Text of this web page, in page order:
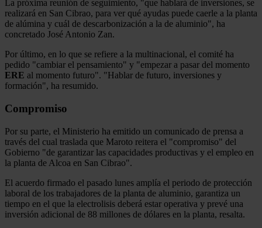
La próxima reunión de seguimiento, "que hablará de inversiones, se
realizará en San Cibrao, para ver qué ayudas puede caerle a la planta
de alúmina y cuál de descarbonización a la de aluminio", ha
concretado José Antonio Zan.
Por último, en lo que se refiere a la multinacional, el comité ha
pedido "cambiar el pensamiento" y "empezar a pasar del momento
ERE al momento futuro". "Hablar de futuro, inversiones y
formación", ha resumido.
Compromiso
Por su parte, el Ministerio ha emitido un comunicado de prensa a
través del cual traslada que Maroto reitera el "compromiso" del
Gobierno "de garantizar las capacidades productivas y el empleo en
la planta de Alcoa en San Cibrao".
El acuerdo firmado el pasado lunes amplía el periodo de protección
laboral de los trabajadores de la planta de aluminio, garantiza un
tiempo en el que la electrolisis deberá estar operativa y prevé una
inversión adicional de 88 millones de dólares en la planta, resalta.